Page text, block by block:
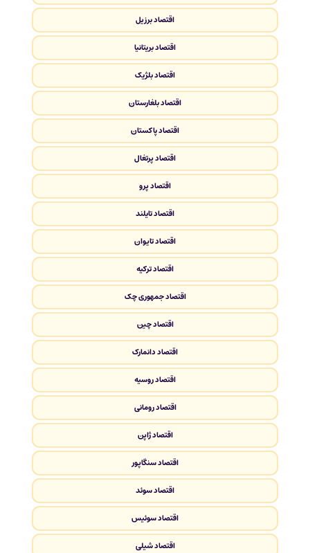
اقتصاد برزیل
اقتصاد بریتانیا
اقتصاد بلژیک
اقتصاد بلغارستان
اقتصاد پاکستان
اقتصاد پرتغال
اقتصاد پرو
اقتصاد تایلند
اقتصاد تایوان
اقتصاد ترکیه
اقتصاد جمهوری چک
اقتصاد چین
اقتصاد دانمارک
اقتصاد روسیه
اقتصاد رومانی
اقتصاد ژاپن
اقتصاد سنگاپور
اقتصاد سوئد
اقتصاد سوئیس
اقتصاد شیلی